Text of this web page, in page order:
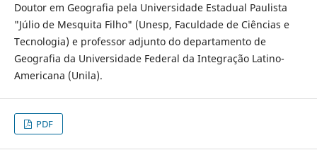
Doutor em Geografia pela Universidade Estadual Paulista
"Júlio de Mesquita Filho" (Unesp, Faculdade de Ciências e
Tecnologia) e professor adjunto do departamento de
Geografia da Universidade Federal da Integração Latino-
Americana (Unila).
PDF